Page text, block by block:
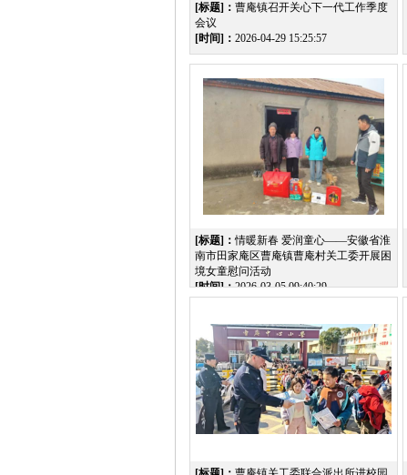
[标题]： 曹庵镇召开关心下一代工作季度
会议
[时间]： 2026-04-29 15:25:57
[标题]：情暖新春 爱润童心——安徽省淮
南市田家庵区曹庵镇曹庵村关工委开展困
境女童慰问活动
[时间]：2026-03-05 09:40:29